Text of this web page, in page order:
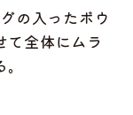
の入ったボウ
て全体にムラ